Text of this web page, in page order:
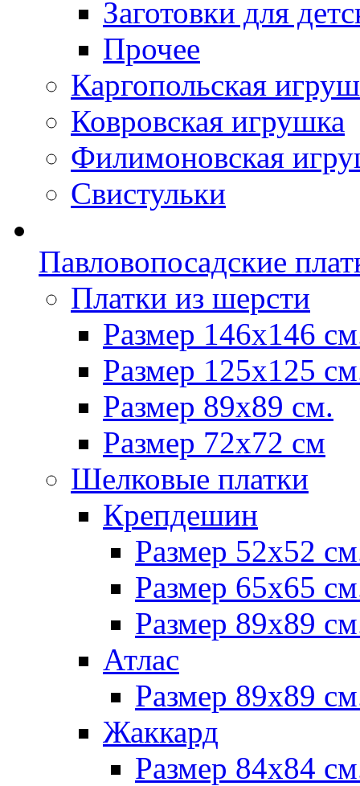
Заготовки для
Прочее
Каргопольская
Ковровская игрушка
Филимоновская
Свистульки
Павловопосадские
Платки из шерсти
Размер 146х146
Размер 125х125
Размер 89х89 см.
Размер 72x72 см
Шелковые платки
Крепдешин
Размер 52х52
Размер 65х65
Размер 89х89
Атлас
Размер 89х89
Жаккард
Размер 84х84